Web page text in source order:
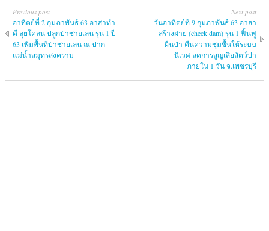
Previous post
อาทิตย์ที่ 2 กุมภาพันธ์ 63 อาสาทำ
ดี ลุยโคลน ปลูกป่าชายเลน รุ่น 1 ปี
63 เพิ่มพื้นที่ป่าชายเลน ณ ปาก
แม่น้ำสมุทรสงคราม
Next post
วันอาทิตย์ที่ 9 กุมภาพันธ์ 63 อาสา
สร้างฝาย (check dam) รุ่น 1 ฟื้นฟู
ผืนป่า คืนความชุมชื้นให้ระบบ
นิเวศ ลดการสูญเสียสัตว์ป่า
ภายใน 1 วัน จ.เพชรบุรี